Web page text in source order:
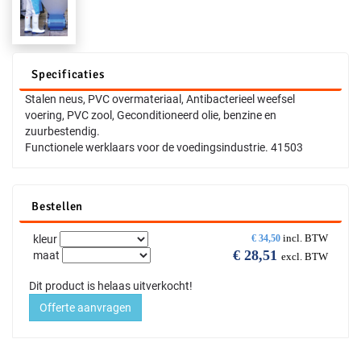
Specificaties
Stalen neus, PVC overmateriaal, Antibacterieel weefsel
voering, PVC zool, Geconditioneerd olie, benzine en
zuurbestendig.
Functionele werklaars voor de voedingsindustrie. 41503
Bestellen
€ 34,50 incl. BTW
€ 28,51 excl. BTW
kleur
maat
Dit product is helaas uitverkocht!
Offerte aanvragen